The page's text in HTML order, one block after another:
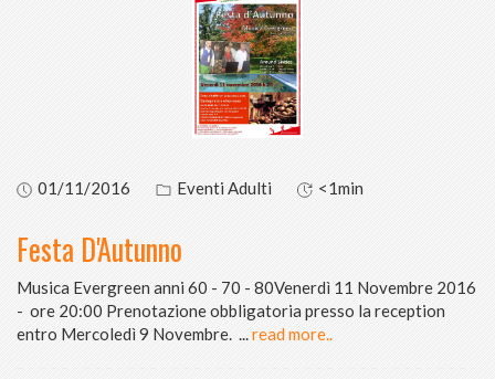
01/11/2016 Eventi Adulti <1min
Festa D'Autunno
Musica Evergreen anni 60 - 70 - 80Venerdì 11 Novembre 2016
- ore 20:00 Prenotazione obbligatoria presso la reception
...read more..